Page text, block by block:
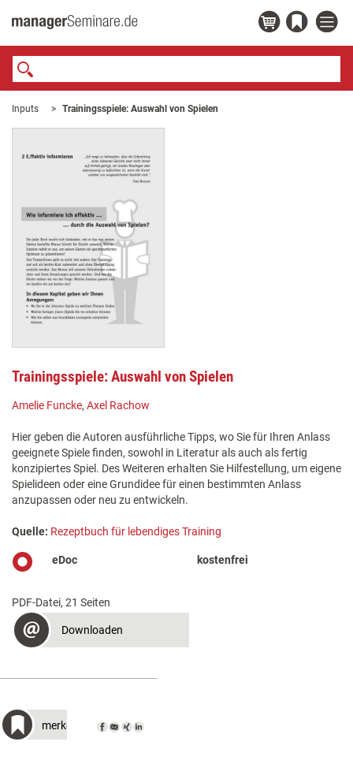
Inputs Trainingsspiele: Auswahl von Spielen
Trainingsspiele: Auswahl von Spielen
Amelie Funcke, Axel Rachow
Hier geben die Autoren ausführliche Tipps, wo Sie für Ihren Anlass
geeignete Spiele finden, sowohl in Literatur als auch als fertig
konzipiertes Spiel. Des Weiteren erhalten Sie Hilfestellung, um eigene
Spielideen oder eine Grundidee für einen bestimmten Anlass
anzupassen oder neu zu entwickeln.
Quelle: Rezeptbuch für lebendiges Training
eDoc kostenfrei
PDF-Datei, 21 Seiten
Downloaden
merken